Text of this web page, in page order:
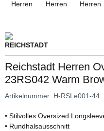
Reichstadt Herren
23RS042 Warm
Artikelnummer: H-RSLe001-44
• Stilvolles Oversized
• Rundhalsausschnitt